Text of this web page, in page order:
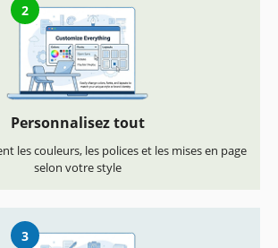
2
Personnalisez tout
les couleurs, les polices et les mises en page
selon votre style
3